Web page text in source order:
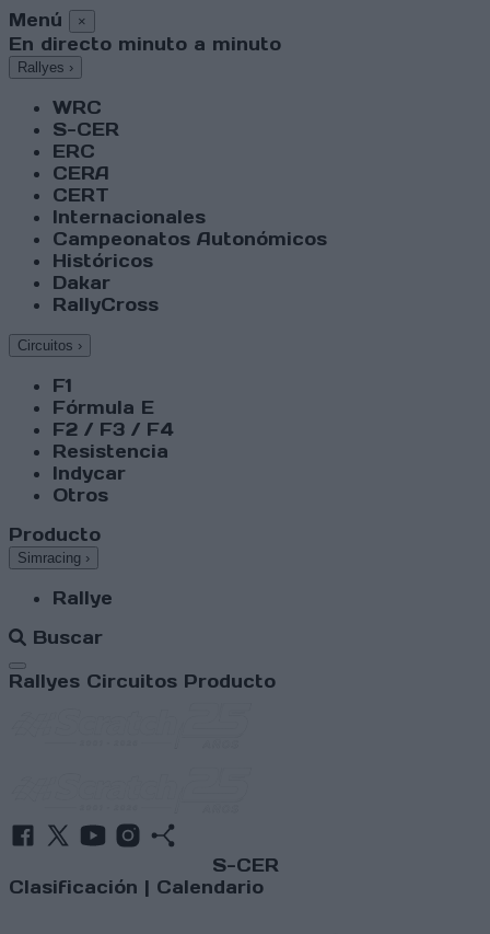
Menú ×
En directo minuto a minuto
Rallyes ›
WRC
S-CER
ERC
CERA
CERT
Internacionales
Campeonatos Autonómicos
Históricos
Dakar
RallyCross
Circuitos ›
F1
Fórmula E
F2 / F3 / F4
Resistencia
Indycar
Otros
Producto
Simracing ›
Rallye
Buscar
Abrir menú
Rallyes Circuitos Producto
S-CER
Clasificación | Calendario